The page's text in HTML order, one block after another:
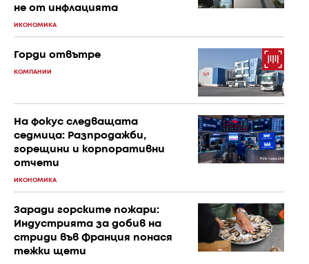
не от инфлацията
ИКОНОМИКА
Горди отвътре
КОМПАНИИ
На фокус следващата
седмица: Разпродажби,
горещини и корпоративни
отчети
ИКОНОМИКА
Заради горските пожари:
Индустрията за добив на
стриди във Франция понася
тежки щети